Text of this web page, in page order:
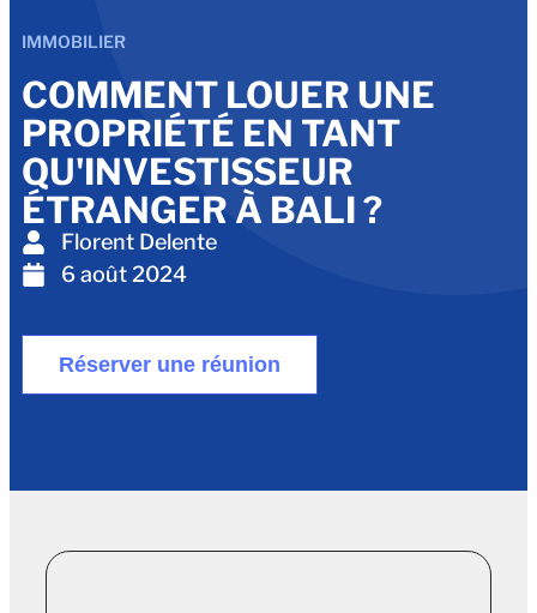
IMMOBILIER
COMMENT LOUER UNE
PROPRIÉTÉ EN TANT
QU'INVESTISSEUR
ÉTRANGER À BALI ?
Florent Delente
6 août 2024
Réserver une réunion